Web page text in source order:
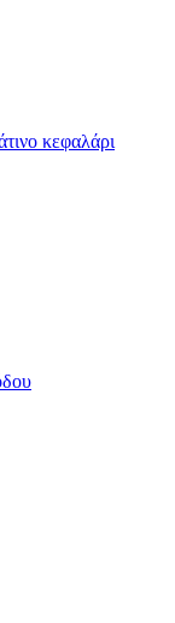
κεφαλάρι